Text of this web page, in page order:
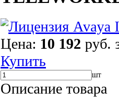
Цена: 10 192 руб.
Купить
шт
Описание товара